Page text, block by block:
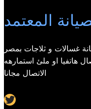
المعتمد
غسالات و ثلاجات بمصر
هاتفيا او ملئ استمارهه
الاتصال مجانا
Twitter